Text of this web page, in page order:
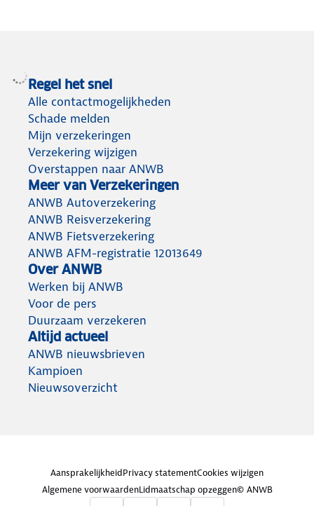
Regel het snel
Alle contactmogelijkheden
Schade melden
Mijn verzekeringen
Verzekering wijzigen
Overstappen naar ANWB
Meer van Verzekeringen
ANWB Autoverzekering
ANWB Reisverzekering
ANWB Fietsverzekering
ANWB AFM-registratie 12013649
Over ANWB
Werken bij ANWB
Voor de pers
Duurzaam verzekeren
Altijd actueel
ANWB nieuwsbrieven
Kampioen
Nieuwsoverzicht
AansprakelijkheidPrivacy statementCookies wijzigen
Algemene voorwaardenLidmaatschap opzeggen© ANWB